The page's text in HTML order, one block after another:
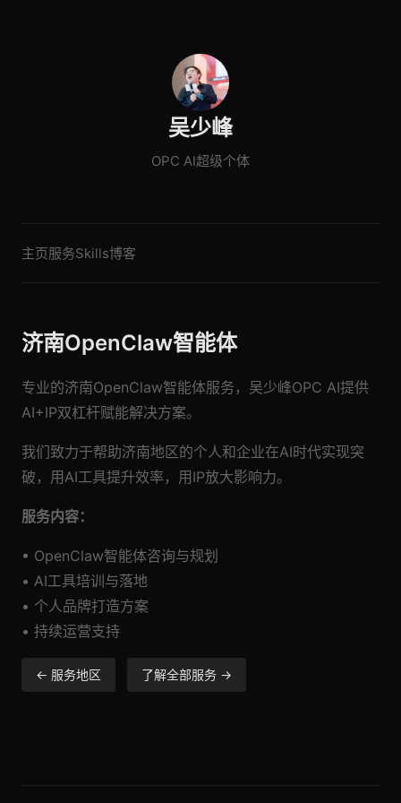
吴少峰
OPC AI超级个体
主页服务Skills博客
济南OpenClaw智能体
专业的济南OpenClaw智能体服务，吴少峰OPC AI提供
AI+IP双杠杆赋能解决方案。
我们致力于帮助济南地区的个人和企业在AI时代实现突
破，用AI工具提升效率，用IP放大影响力。
服务内容：
• OpenClaw智能体咨询与规划
• AI工具培训与落地
• 个人品牌打造方案
• 持续运营支持
← 服务地区 了解全部服务 →